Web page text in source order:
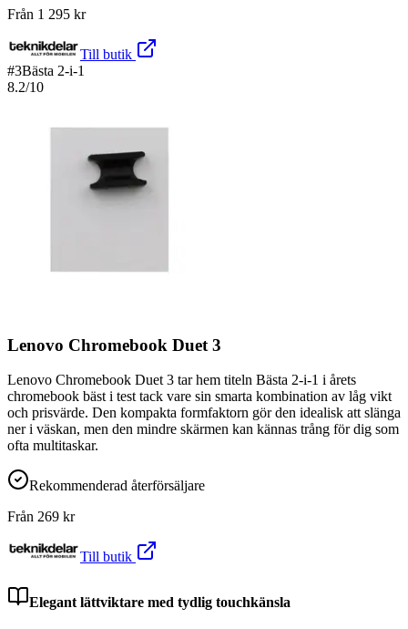
Från 1 295 kr
Till butik
#3Bästa 2-i-1
8.2/10
Lenovo Chromebook Duet 3
Lenovo Chromebook Duet 3 tar hem titeln Bästa 2-i-1 i årets
chromebook bäst i test tack vare sin smarta kombination av låg vikt
och prisvärde. Den kompakta formfaktorn gör den idealisk att slänga
ner i väskan, men den mindre skärmen kan kännas trång för dig som
ofta multitaskar.
Rekommenderad återförsäljare
Från 269 kr
Till butik
Elegant lättviktare med tydlig touchkänsla